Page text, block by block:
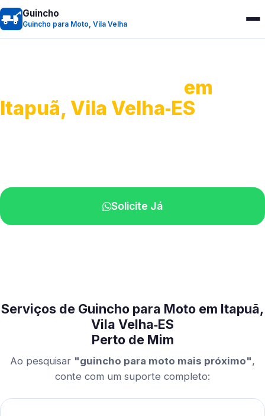
Guincho
Guincho para Moto, Vila Velha
em
Itapuã, Vila Velha‑ES
Solicite Já
Serviços de Guincho para Moto em Itapuã,
Vila Velha‑ES
Perto de Mim
Ao pesquisar "guincho para moto mais próximo",
conte com um suporte completo: